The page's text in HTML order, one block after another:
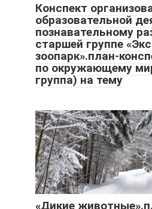
Конспект
образовательной
познавательному
старшей группе
зоопарк».план-
по окружающему
группа) на тему
«Дикие